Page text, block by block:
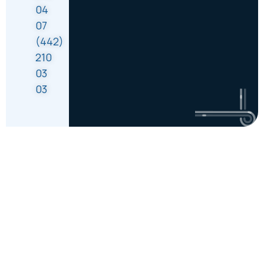
04
07
(442)
210
03
03